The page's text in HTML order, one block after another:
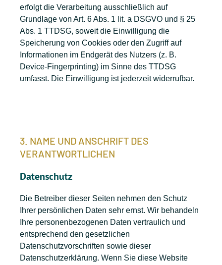
erfolgt die Verarbeitung ausschließlich auf
Grundlage von Art. 6 Abs. 1 lit. a DSGVO und § 25
Abs. 1 TTDSG, soweit die Einwilligung die
Speicherung von Cookies oder den Zugriff auf
Informationen im Endgerät des Nutzers (z. B.
Device-Fingerprinting) im Sinne des TTDSG
umfasst. Die Einwilligung ist jederzeit widerrufbar.
3. NAME UND ANSCHRIFT DES
VERANTWORTLICHEN
Datenschutz
Die Betreiber dieser Seiten nehmen den Schutz
Ihrer persönlichen Daten sehr ernst. Wir behandeln
Ihre personenbezogenen Daten vertraulich und
entsprechend den gesetzlichen
Datenschutzvorschriften sowie dieser
Datenschutzerklärung. Wenn Sie diese Website